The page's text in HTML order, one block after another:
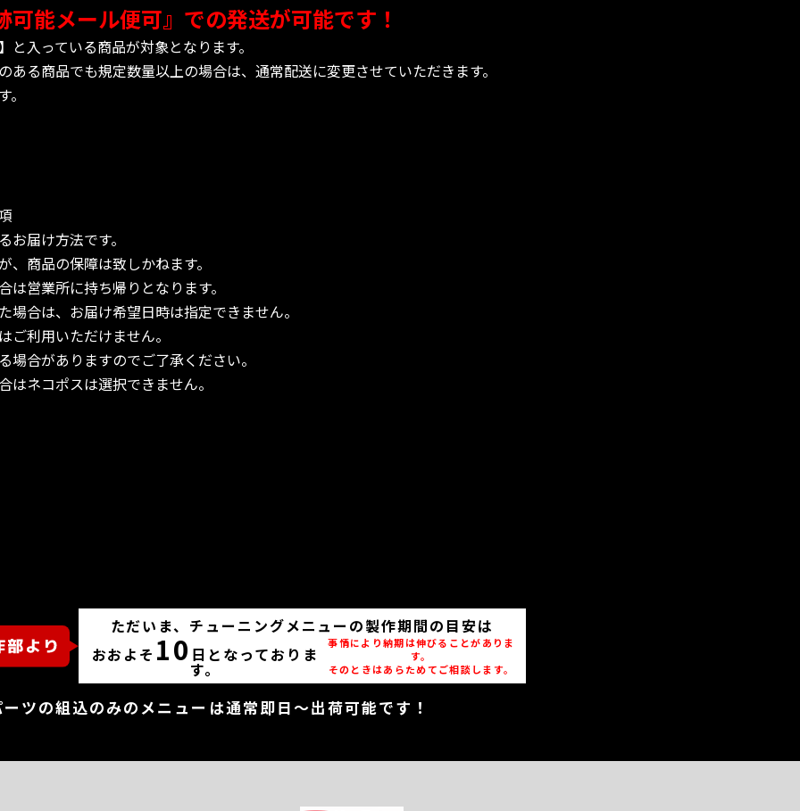
能メール便可』での発送が可能です！
入っている商品が対象となります。
ある商品でも規定数量以上の場合は、通常配送に変更させていただきます。
届け方法です。
商品の保障は致しかねます。
営業所に持ち帰りとなります。
場合は、お届け希望日時は指定できません。
ご利用いただけません。
合がありますのでご了承ください。
ネコポスは選択できません。
ただいま、チューニングメニューの製作期間の目安は
おおよそ 10 日となっておりま
す。
事情により納期は伸びることがありま
す。
そのときはあらためてご相談します。
ツの組込のみのメニューは通常即日～出荷可能です！